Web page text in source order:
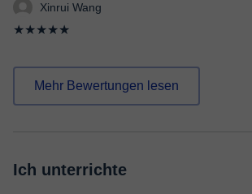
Xinrui Wang
★★★★★
Mehr Bewertungen lesen
Ich unterrichte